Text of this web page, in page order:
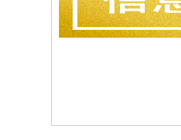
恭喜杭州**科技核名成功